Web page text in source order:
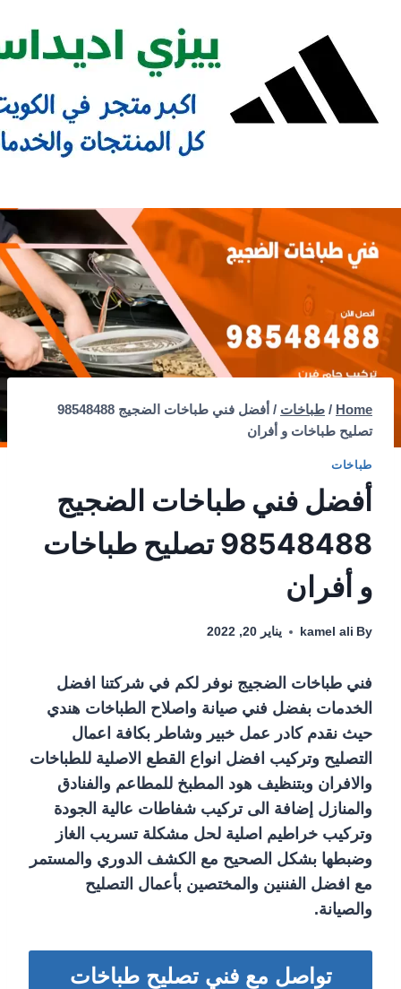
content
Home
/ طباخات /
أفضل فني طباخات الضجيج 98548488
تصليح طباخات و أفران
طباخات
أفضل فني طباخات الضجيج
98548488 تصليح طباخات
و أفران
By
kamel ali يناير 20, 2022
فني طباخات الضجيج نوفر لكم في شركتنا افضل
الخدمات بفضل فني صيانة واصلاح الطباخات هندي
حيث نقدم كادر عمل خبير وشاطر بكافة اعمال
التصليح وتركيب افضل انواع القطع الاصلية للطباخات
والافران وبتنظيف هود المطبخ للمطاعم والفنادق
والمنازل إضافة الى تركيب شفاطات عالية الجودة
وتركيب خراطيم اصلية لحل مشكلة تسريب الغاز
وضبطها بشكل الصحيح مع الكشف الدوري والمستمر
مع افضل الفننين والمختصين بأعمال التصليح
والصيانة.
تواصل مع فني تصليح طباخات